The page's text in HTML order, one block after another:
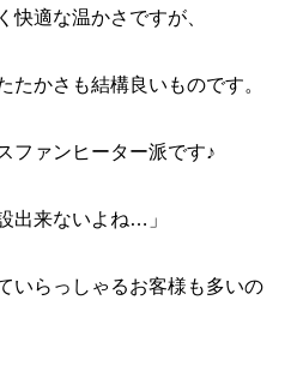
快適な温かさですが、
たかさも結構良いものです。
ファンヒーター派です♪
出来ないよね…」
いらっしゃるお客様も多いの